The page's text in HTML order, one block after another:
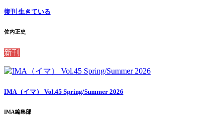
復刊 生きている
佐内正史
新刊
IMA（イマ） Vol.45 Spring/Summer 2026
IMA編集部